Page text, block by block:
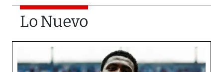
Lo Nuevo